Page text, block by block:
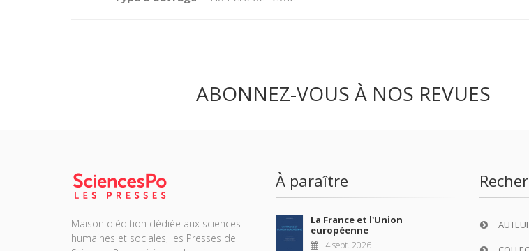
ABONNEZ-VOUS À NOS REVUES
Maison d'édition dédiée aux sciences
humaines et sociales, les Presses de
À paraître
La France et l'Union
européenne
4 sept. 2026